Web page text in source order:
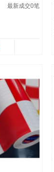
最新成交0笔